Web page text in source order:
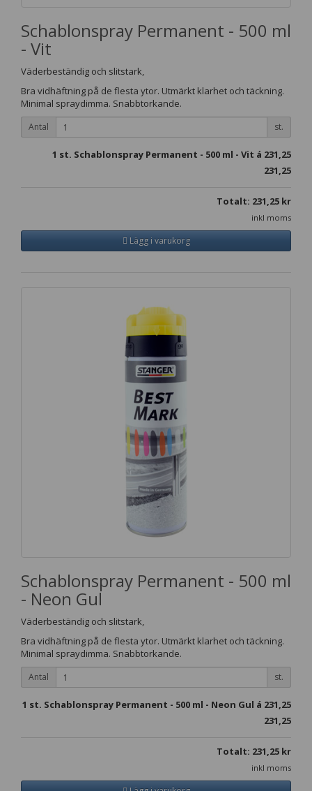
Schablonspray Permanent - 500 ml
- Vit
Väderbeständig och slitstark,
Bra vidhäftning på de flesta ytor. Utmärkt klarhet och täckning.
Minimal spraydimma. Snabbtorkande.
Antal st.
1 st. Schablonspray Permanent - 500 ml - Vit á 231,25
231,25
Totalt: 231,25 kr
inkl moms
Lägg i varukorg
Schablonspray Permanent - 500 ml
- Neon Gul
Väderbeständig och slitstark,
Bra vidhäftning på de flesta ytor. Utmärkt klarhet och täckning.
Minimal spraydimma. Snabbtorkande.
Antal st.
1 st. Schablonspray Permanent - 500 ml - Neon Gul á 231,25
231,25
Totalt: 231,25 kr
inkl moms